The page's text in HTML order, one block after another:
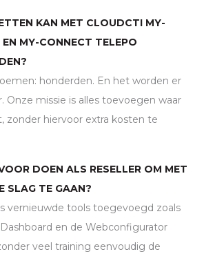
KAN MET CLOUDCTI MY-
MY-CONNECT TELEPO
honderden. En het worden er
Onze missie is alles toevoegen waar
zonder hiervoor extra kosten te
DOEN ALS RESELLER OM MET
SLAG TE GAAN?
vernieuwde tools toegevoegd zoals
en de Webconfigurator
veel training eenvoudig de